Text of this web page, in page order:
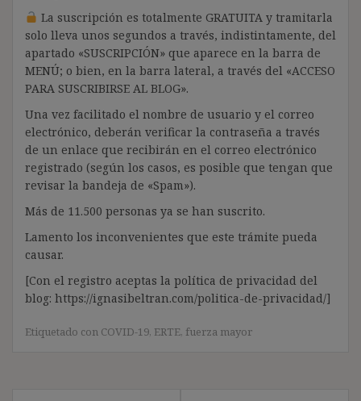
La suscripción es totalmente GRATUITA y tramitarla
solo lleva unos segundos a través, indistintamente, del
apartado «SUSCRIPCIÓN» que aparece en la barra de
MENÚ; o bien, en la barra lateral, a través del «ACCESO
PARA SUSCRIBIRSE AL BLOG».
Una vez facilitado el nombre de usuario y el correo
electrónico, deberán verificar la contraseña a través
de un enlace que recibirán en el correo electrónico
registrado (según los casos, es posible que tengan que
revisar la bandeja de «Spam»).
Más de 11.500 personas ya se han suscrito.
Lamento los inconvenientes que este trámite pueda
causar.
[Con el registro aceptas la política de privacidad del
blog: https://ignasibeltran.com/politica-de-privacidad/]
Etiquetado con COVID-19, ERTE, fuerza mayor